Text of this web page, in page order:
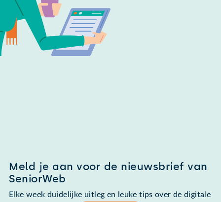
Meld je aan voor de nieuwsbrief van
SeniorWeb
Elke week duidelijke uitleg en leuke tips over de digitale